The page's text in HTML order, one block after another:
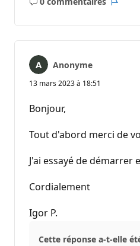
Aucun
Anonyme
13 mars 2023 à 18:51
Bonjour,
Tout d'abord merci de
J'ai essayé de démarrer
Cordialement
Igor P.
Cette réponse a-t-elle